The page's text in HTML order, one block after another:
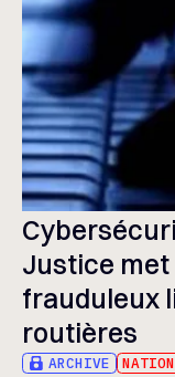
Justice
frauduleux
routières
ARCHIVE